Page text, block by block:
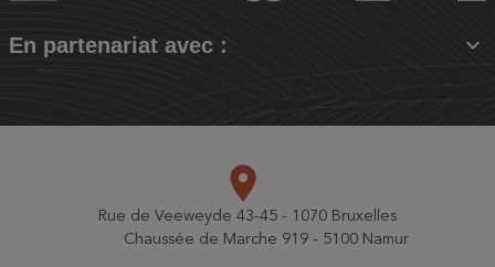
En partenariat avec : 
place
Rue de Veeweyde 43-45 - 1070 Bruxelles
Chaussée de Marche 919 - 5100 Namur